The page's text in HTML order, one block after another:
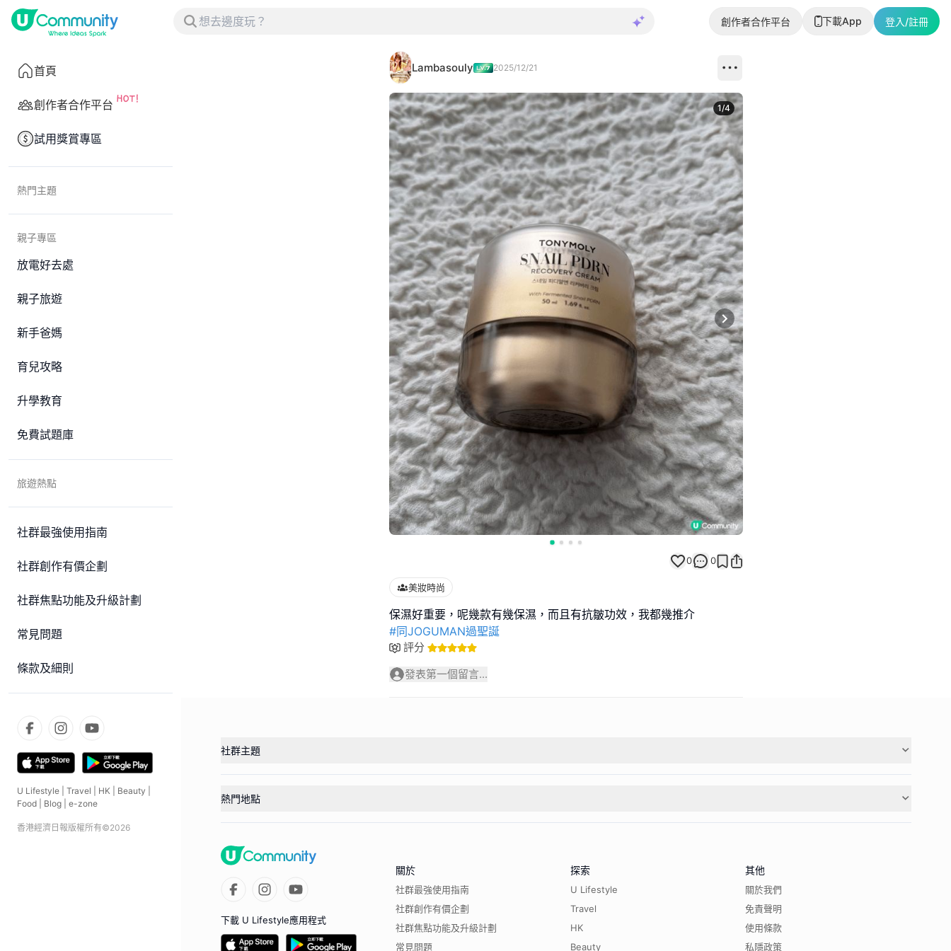
創作者合作平台 下載App 登入/註冊
首頁
創作者合作平台
試用獎賞專區
熱門主題
親子專區
放電好去處
親子旅遊
新手爸媽
育兒攻略
升學教育
免費試題庫
旅遊熱點
社群最強使用指南
社群創作有價企劃
社群焦點功能及升級計劃
常見問題
條款及細則
U Lifestyle Travel HK Beauty
Food
Blog e-zone
香港經濟日報版權所有©2026
Lambasouly 2025/12/21
Next slide
1/4
0 0
美妝時尚
#同JOGUMAN過聖誕
評分
發表第一個留言...
社群主題
熱門地點
下載 U Lifestyle應用程式
關於
社群最強使用指南
社群創作有價企劃
社群焦點功能及升級計劃
常見問題
探索
U Lifestyle
Travel
HK
Beauty
其他
關於我們
免責聲明
使用條款
私隱政策